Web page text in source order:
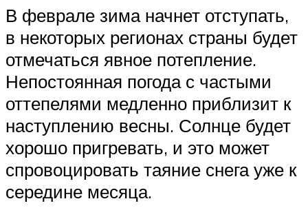
В феврале зима начнет отступать,
в некоторых регионах страны будет
отмечаться явное потепление.
Непостоянная погода с частыми
оттепелями медленно приблизит к
наступлению весны. Солнце будет
хорошо пригревать, и это может
спровоцировать таяние снега уже к
середине месяца.